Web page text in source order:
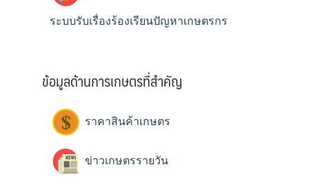
ระบบรับเรื่องร้องเรียนปัญหาเกษตรกร
ข้อมูลด้านการเกษตรที่สำคัญ
ราคาสินค้าเกษตร
ข่าวเกษตรรายวัน